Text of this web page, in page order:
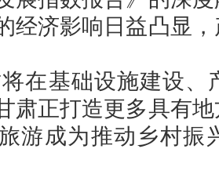
经济影响日益凸显
在基础设施建设、
肃正打造更多具有
游成为推动乡村振